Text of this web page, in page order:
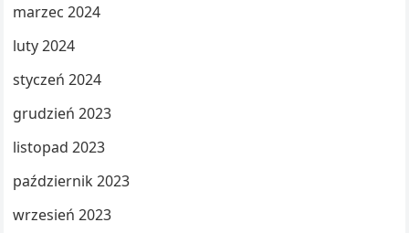
marzec 2024
luty 2024
styczeń 2024
grudzień 2023
listopad 2023
październik 2023
wrzesień 2023